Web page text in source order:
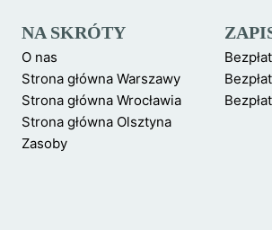
NA SKRÓTY
O nas
Strona główna Warszawy
Strona główna Wrocławia
Strona główna Olsztyna
Zasoby